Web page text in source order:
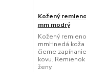
Kožený
mm modrý
Kožený
mmHnedá
čierne
kovu.
ženy.